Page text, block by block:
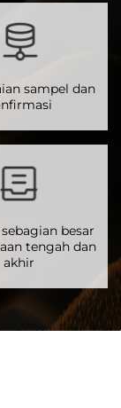
sampel dan
besar
tengah dan
akhir